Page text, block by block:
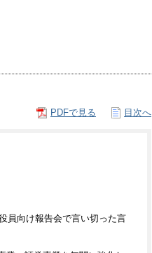
目次へ
PDFで見る
員向け報告会で言い切った言